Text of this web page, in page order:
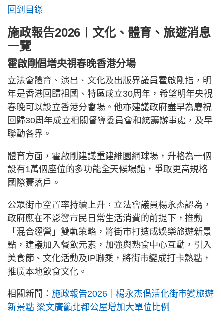
回到目錄
施政報告2026︱文化、體育、旅遊消息
一覽
霍啟剛倡增央視春晚香港分場
立法會體育、演出、文化及出版界議員霍啟剛指，明
年是香港回歸祖國、特區成立30周年，希望明年央視
春晚可以設立香港分會場。他亦建議政府盡早為慶祝
回歸30周年成立相關督導委員會和統籌辦事處，及早
聯動各界。
體育方面，霍啟剛建議重建維園網球場，升格為一個
設有1萬個座位的多功能全天候場館，爭取更高規格
國際賽落戶。
公眾街市空置率持續上升，立法會議員楊永杰認為，
政府應在不影響市民日常生活消費的前提下，推動
「混合經營」雙軌策略，將街市打造成娛樂旅遊新景
點，建議加入餐飲元素，加強與熟食中心互動，引入
美食節、文化活動及IP聯乘，將街市變成打卡熱點，
推廣本地飲食文化。
相關新聞： 施政報告2026｜楊永杰倡活化街市變旅遊
新景點 梁文廣籲北都公屋增加大單位比例